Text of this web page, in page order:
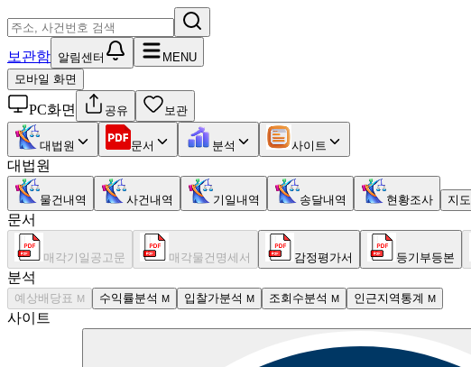
보관함 알림센터
MENU
모바일 화면
PC화면 공유 보관
대법원 문서 분석 사이트
대법원
물건내역 사건내역 기일내역 송달내역 현황조사 지도
문서
매각기일공고문 매각물건명세서 감정평가서 등기부등본
분석
예상배당표 M 수익률분석 M 입찰가분석 M 조회수분석 M 인근지역통계 M
사이트